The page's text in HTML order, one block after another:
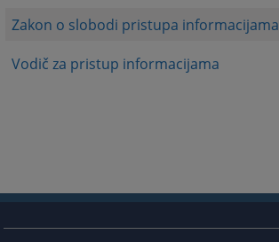
Zakon o slobodi pristupa informacijama
Vodič za pristup informacijama